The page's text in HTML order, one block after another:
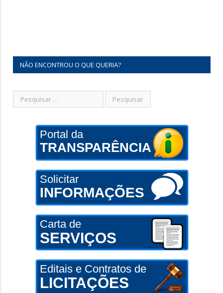
NÃO ENCONTROU O QUE QUERIA?
Portal da
TRANSPARÊNCIA
Solicitar
INFORMAÇÕES
Carta de
SERVIÇOS
Editais e Contratos de
LICITAÇÕES